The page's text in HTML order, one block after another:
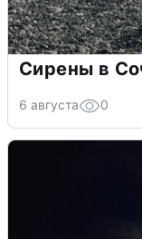
Сирены в
6 августа 0